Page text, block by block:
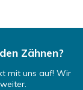
Zähnen?
mit uns auf! Wir